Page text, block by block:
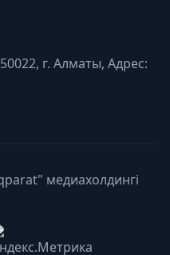
г. Алматы, Адрес:
медиахолдингі